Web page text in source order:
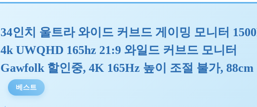
34인치 울트라 와이드 커브드 게이밍 모니터
4k UWQHD 165hz 21:9 와일드 커브드 모니터
Gawfolk 할인중, 4K 165Hz 높이 조절 불가, 88cm
베스트